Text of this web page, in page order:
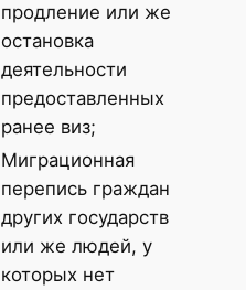
продление или же
остановка
деятельности
предоставленных
ранее виз;
Миграционная
перепись граждан
других государств
или же людей, у
которых нет